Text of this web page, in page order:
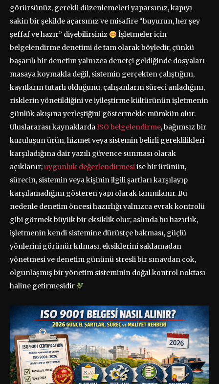
görürsünüz, gerekli düzenlemeleri yaparsınız, kapıyı
sakin bir şekilde açarsınız ve misafire “buyurun, her şey
şeffaf ve hazır” diyebilirsiniz
İşletmeler için
belgelendirme denetimi de tam olarak böyledir, çünkü
başarılı bir denetim yalnızca denetçi geldiğinde dosyaları
masaya koymakla değil, sistemin gerçekten çalıştığını,
kayıtların tutarlı olduğunu, çalışanların süreci anladığını,
risklerin yönetildiğini ve iyileştirme kültürünün işletmenin
günlük akışına yerleştiğini göstermekle mümkün olur.
Uluslararası kaynaklardaISO belgelendirme, bağımsız bir
kuruluşun ürün, hizmet veya sistemin belirli gereklilikleri
karşıladığına dair yazılı güvence sunması olarak
açıklanır;uygunluk değerlendirmesiise bir ürünün,
sürecin, sistemin veya kişinin ilgili şartları karşılayıp
karşılamadığını gösteren yapı olarak tanımlanır. Bu
nedenle denetim öncesi hazırlığı yalnızca evrak kontrolü
gibi görmek büyük bir eksiklik olur; aslında bu hazırlık,
işletmenin kendi sistemine dürüstçe bakması, güçlü
yönlerini görünür kılması, eksiklerini saklamadan
yönetmesi ve denetim gününü stresli bir sınavdan çok,
olgunlaşmış bir yönetim sisteminin doğal kontrol noktası
haline getirmesidir